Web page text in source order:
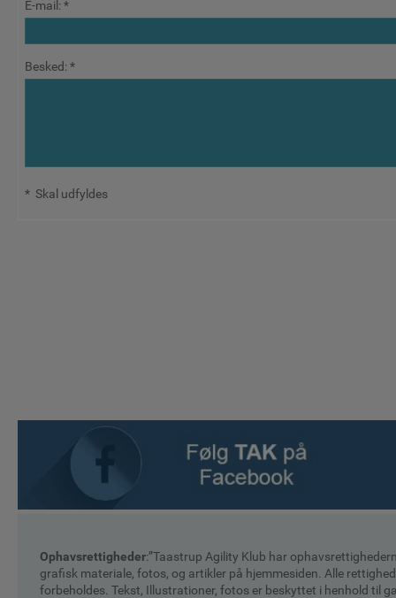
E-mail :
Besked:
* Skal udfyldes
Ophavsrettigheder:”Taastrup Agility Klub har
grafisk materiale, fotos, og artikler på hjemmesiden. Alle
forbeholdes. Tekst, Illustrationer, fotos er beskyttet i henhold til